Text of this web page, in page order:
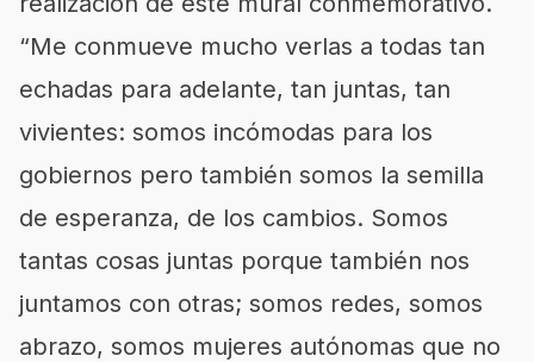
“Me conmueve mucho verlas a todas tan
echadas para adelante, tan juntas, tan
vivientes: somos incómodas para los
gobiernos pero también somos la semilla
de esperanza, de los cambios. Somos
tantas cosas juntas porque también nos
juntamos con otras; somos redes, somos
abrazo, somos mujeres autónomas que no